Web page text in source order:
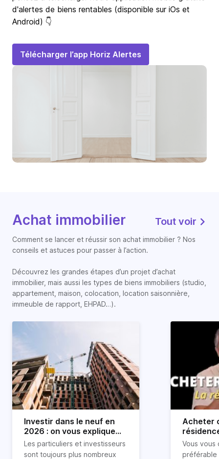
d'alertes de biens rentables (disponible sur iOs et
Android) 👇
Télécharger l’app Horiz Alertes
Achat immobilier Tout voir
Comment se lancer et réussir son achat immobilier ? Nos
conseils et astuces pour passer à l’action.
Découvrez les grandes étapes d’un projet d’achat
immobilier, mais aussi les types de biens immobiliers (studio,
appartement, maison, colocation, location saisonnière,
immeuble de rapport, EHPAD…).
Investir dans le neuf en
2026 : on vous explique
tout !
Les particuliers et investisseurs
sont toujours plus nombreux
Acheter
règle
révélée
Vous vous
préférable